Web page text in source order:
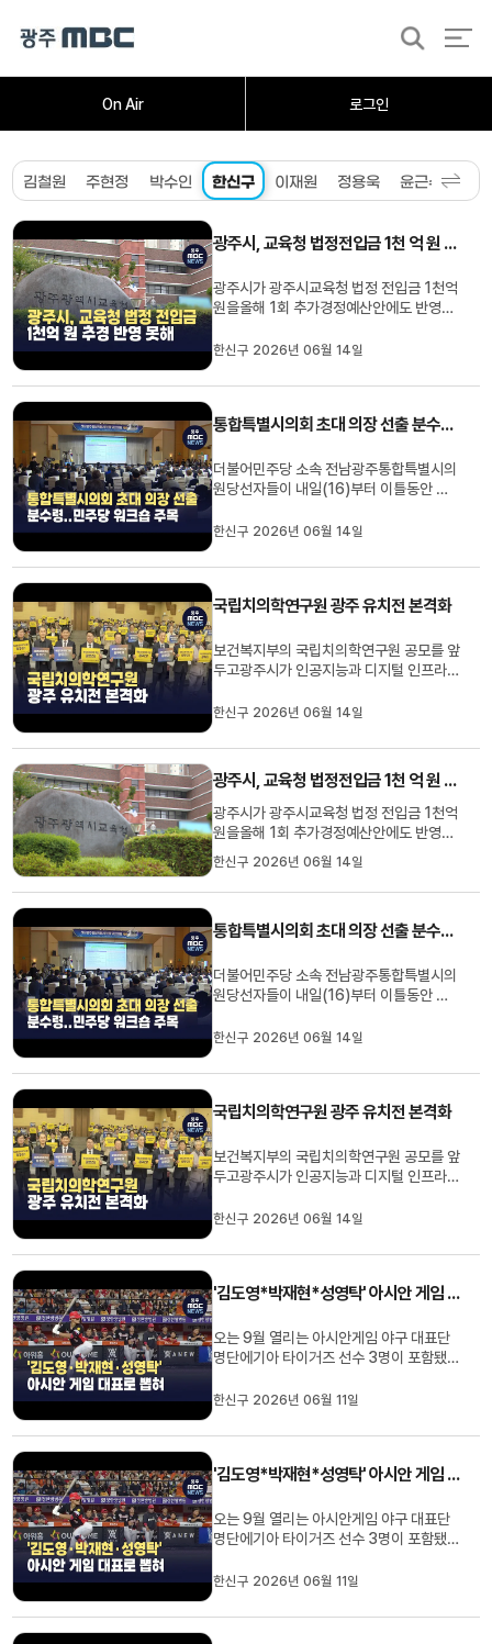
On Air 로그인
검
오늘의뉴스뉴스데스크 취재가시작되자
김철원 주현정 박수인 한신구 이재원 정용욱 윤근수
광주시, 교육청 법정전입금 1천 억 원 추경 반영 못해
광주시가 광주시교육청 법정 전입금 1천억
원을올해 1회 추가경정예산안에도 반영하
은 이번 추경에광주시로부터 법정 전입금
재원으로 반영했지만정작 광주시 추경안에
에 대해 광주시는 이번 추경...
한신구 2026년 06월 14일
통합특별시의회 초대 의장 선출 분수령 .. 민주당 워크숍 주목
더불어민주당 소속 전남광주통합특별시의
원당선자들이 내일(16)부터 이틀동안 워
분 등을 논의합니다.민주당 시*도당에 따
명은내일(16)부터 이틀동안 보성 다비치
는 통합특별시의회 운영규칙과 원 구성...
한신구 2026년 06월 14일
국립치의학연구원 광주 유치전 본격화
보건복지부의 국립치의학연구원 공모를 앞
두고광주시가 인공지능과 디지털 인프라
다.광주시는 국가 AI데이터센터와 치과대
에 있는 곳은광주뿐이고, 지난 2012년 전
국 최초로국립치의학연구원 설립을 제안해
왔다며호남권 의료공백 해소를 ...
한신구 2026년 06월 14일
광주시, 교육청 법정전입금 1천 억 원 추경 반영 못해
광주시가 광주시교육청 법정 전입금 1천억
원을올해 1회 추가경정예산안에도 반영하
지 못한것으로 확인됐습니다.광주시교육청
은 이번 추경에광주시로부터 법정 전입금
1천억원을 받을 것으로 예상하고, 인건비
는 법정 전출금이 편성되지 않았습니다.이
한신구 2026년 06월 14일
통합특별시의회 초대 의장 선출 분수령 .. 민주당 워크숍 주목
더불어민주당 소속 전남광주통합특별시의
원당선자들이 내일(16)부터 이틀동안 워
분 등을 논의합니다.민주당 시*도당에 따
명은내일(16)부터 이틀동안 보성 다비치
는 통합특별시의회 운영규칙과 원 구성...
한신구 2026년 06월 14일
국립치의학연구원 광주 유치전 본격화
보건복지부의 국립치의학연구원 공모를 앞
두고광주시가 인공지능과 디지털 인프라
다.광주시는 국가 AI데이터센터와 치과대
에 있는 곳은광주뿐이고, 지난 2012년 전
왔다며호남권 의료공백 해소를 ...
한신구 2026년 06월 14일
'김도영*박재현*성영탁' 아시안 게임 대표로 뽑혀
오는 9월 열리는 아시안게임 야구 대표단
명단에기아 타이거즈 선수 3명이 포함됐습
2026 아시안게임 대표 명단에 기아 선수
가이름을 올렸습니다.김도영 선수는 올 시
있고,박재현과 성영탁 선수도...
한신구 2026년 06월 11일
'김도영*박재현*성영탁' 아시안 게임 대표로 뽑혀
오는 9월 열리는 아시안게임 야구 대표단
명단에기아 타이거즈 선수 3명이 포함됐습
2026 아시안게임 대표 명단에 기아 선수
가이름을 올렸습니다.김도영 선수는 올 시
한신구 2026년 06월 11일